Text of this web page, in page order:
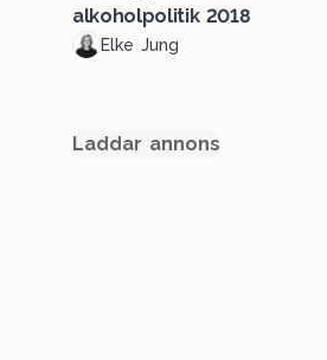
alkoholpolitik 2018
Elke Jung
Laddar annons